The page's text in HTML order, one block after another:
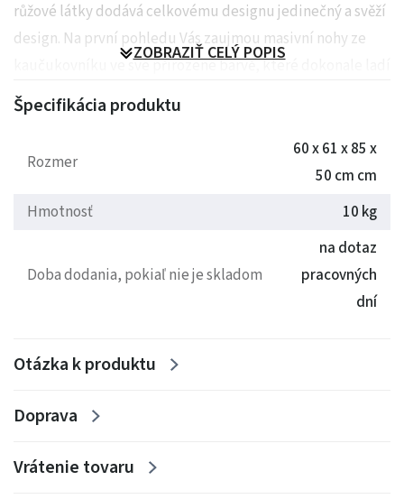
růžové látky dodává celkovému designu jedinečný a svěží
design. Na první pohledu Vás zaujmou masivní nohy ze
kaučukovníku ve své přirozené barvě, které dokonale ladí
s moderním skandinávským stylem. Kvalita a nosnost jsou
prioritou tohoto produktu. Masivní dřevěný rám křesli
propůčuje nosnost až 120 kg. Demontovatelné nohy
usnadňují dopravu, montáž celého výrobku.
ZOBRAZIŤ CELÝ POPIS
Špecifikácia produktu
Rozmer
60 x 61 x 85 x
50 cm cm
Hmotnosť
10 kg
Doba dodania, pokiaľ nie je skladom
na dotaz
pracovných
dní
Otázka k produktu
Doprava
Vrátenie tovaru